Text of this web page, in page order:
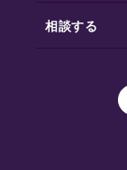
相談する